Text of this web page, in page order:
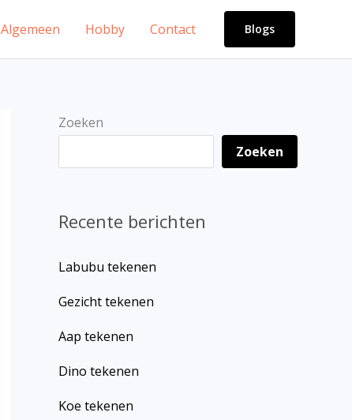
Algemeen Hobby Contact Blogs
Zoeken
Zoeken
Recente berichten
Labubu tekenen
Gezicht tekenen
Aap tekenen
Dino tekenen
Koe tekenen